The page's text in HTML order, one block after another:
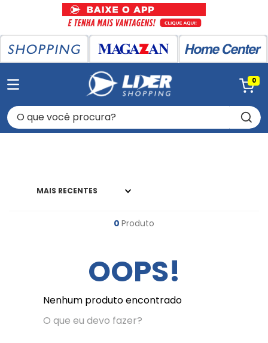
0
O que você procura?
MAIS RECENTES
0 Produto
OOPS!
Nenhum produto encontrado
O que eu devo fazer?